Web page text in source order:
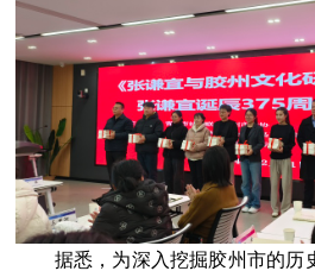
据悉，为深入挖掘胶州市的历